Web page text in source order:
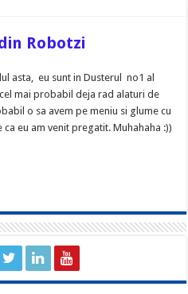
Robotzi
asta, eu sunt in Dusterul no1 al
mai probabil deja rad alaturi de
o sa avem pe meniu si glume cu
eu am venit pregatit. Muhahaha :))